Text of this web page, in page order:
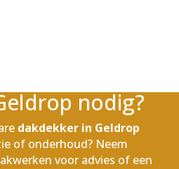
nodig?
dakdekker in Geldrop
of onderhoud? Neem
voor advies of een